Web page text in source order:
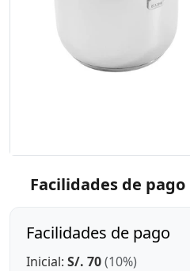
Facilidades de
Facilidades de pago
Inicial: S/. 70(10%)